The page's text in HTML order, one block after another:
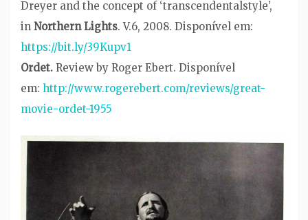
Dreyer and the concept of ‘transcendentalstyle’,
in Northern Lights. V.6, 2008. Disponível em:
https://bit.ly/39Kupv1
Ordet. Review by Roger Ebert. Disponível
em: http://www.rogerebert.com/reviews/great-
movie-ordet-1955